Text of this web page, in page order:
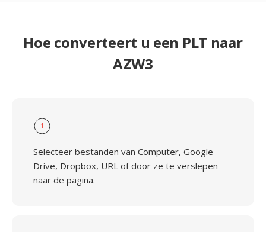
Hoe converteert u een PLT naar
AZW3
1
Selecteer bestanden van Computer, Google
Drive, Dropbox, URL of door ze te verslepen
naar de pagina.